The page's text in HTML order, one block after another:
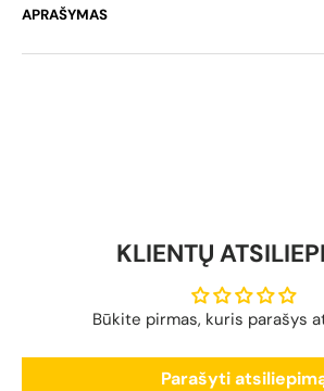
APRAŠYMAS
KLIENTŲ
Būkite pirmas, kuris parašys
Parašyti